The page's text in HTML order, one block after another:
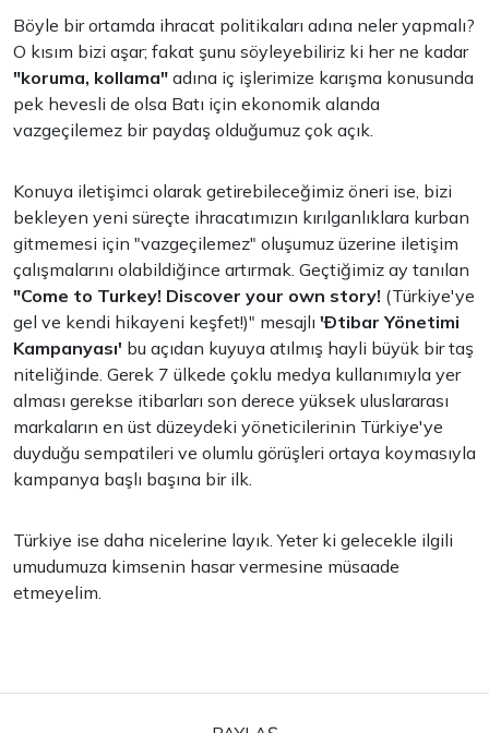
Böyle bir ortamda ihracat politikaları adına neler yapmalı?
O kısım bizi aşar; fakat şunu söyleyebiliriz ki her ne kadar
"koruma, kollama" adına iç işlerimize karışma konusunda
pek hevesli de olsa Batı için ekonomik alanda
vazgeçilemez bir paydaş olduğumuz çok açık.
Konuya iletişimci olarak getirebileceğimiz öneri ise, bizi
bekleyen yeni süreçte ihracatımızın kırılganlıklara kurban
gitmemesi için "vazgeçilemez" oluşumuz üzerine iletişim
çalışmalarını olabildiğince artırmak. Geçtiğimiz ay tanılan
"Come to Turkey! Discover your own story! (Türkiye'ye
gel ve kendi hikayeni keşfet!)" mesajlı 'Ðtibar Yönetimi
Kampanyası' bu açıdan kuyuya atılmış hayli büyük bir taş
niteliğinde. Gerek 7 ülkede çoklu medya kullanımıyla yer
alması gerekse itibarları son derece yüksek uluslararası
markaların en üst düzeydeki yöneticilerinin Türkiye'ye
duyduğu sempatileri ve olumlu görüşleri ortaya koymasıyla
kampanya başlı başına bir ilk.
Türkiye ise daha nicelerine layık. Yeter ki gelecekle ilgili
umudumuza kimsenin hasar vermesine müsaade
etmeyelim.